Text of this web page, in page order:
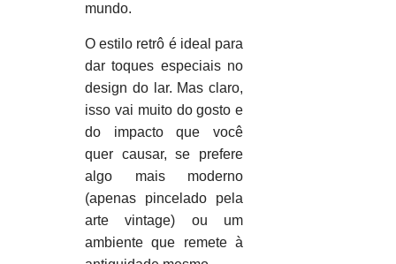
mundo.
O estilo retrô é ideal para
dar toques especiais no
design do lar. Mas claro,
isso vai muito do gosto e
do impacto que você
quer causar, se prefere
algo mais moderno
(apenas pincelado pela
arte vintage) ou um
ambiente que remete à